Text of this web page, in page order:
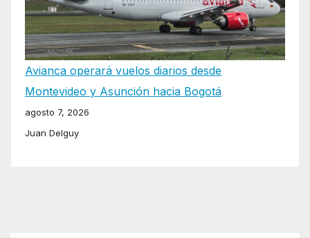
Avianca operará vuelos diarios desde
Montevideo y Asunción hacia Bogotá
agosto 7, 2026
Juan Delguy